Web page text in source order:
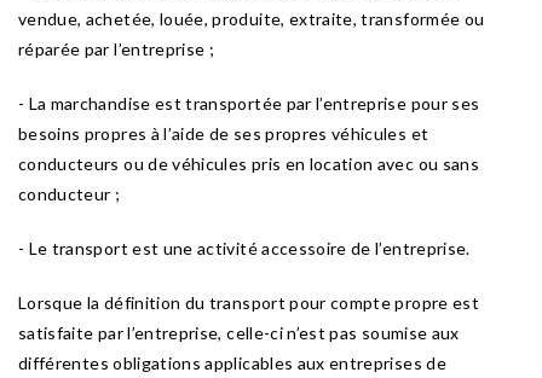
vendue, achetée, louée, produite, extraite, transformée ou
réparée par l’entreprise ;
- La marchandise est transportée par l’entreprise pour ses
besoins propres à l’aide de ses propres véhicules et
conducteurs ou de véhicules pris en location avec ou sans
conducteur ;
- Le transport est une activité accessoire de l’entreprise.
Lorsque la définition du transport pour compte propre est
satisfaite par l’entreprise, celle-ci n’est pas soumise aux
différentes obligations applicables aux entreprises de